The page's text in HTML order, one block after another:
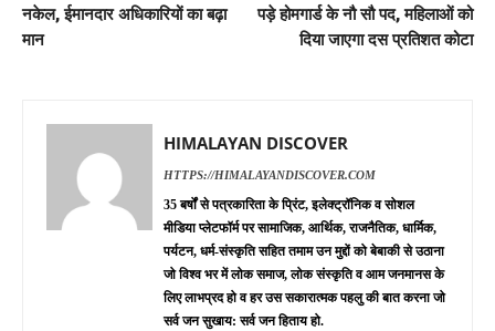
नकेल, ईमानदार अधिकारियों का बढ़ा
मान
पड़े होमगार्ड के नौ सौ पद, महिलाओं को
दिया जाएगा दस प्रतिशत कोटा
HIMALAYAN DISCOVER
HTTPS://HIMALAYANDISCOVER.COM
35 बर्षों से पत्रकारिता के प्रिंट, इलेक्ट्रॉनिक व सोशल
मीडिया प्लेटफॉर्म पर सामाजिक, आर्थिक, राजनैतिक, धार्मिक,
पर्यटन, धर्म-संस्कृति सहित तमाम उन मुद्दों को बेबाकी से उठाना
जो विश्व भर में लोक समाज, लोक संस्कृति व आम जनमानस के
लिए लाभप्रद हो व हर उस सकारात्मक पहलु की बात करना जो
सर्व जन सुखाय: सर्व जन हिताय हो.